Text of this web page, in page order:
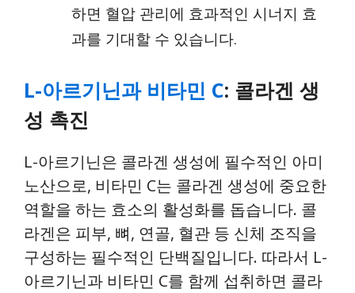
하면 혈압 관리에 효과적인 시너지 효
과를 기대할 수 있습니다.
L-아르기닌과 비타민 C: 콜라겐 생
성 촉진
L-아르기닌은 콜라겐 생성에 필수적인 아미
노산으로, 비타민 C는 콜라겐 생성에 중요한
역할을 하는 효소의 활성화를 돕습니다. 콜
라겐은 피부, 뼈, 연골, 혈관 등 신체 조직을
구성하는 필수적인 단백질입니다. 따라서 L-
아르기닌과 비타민 C를 함께 섭취하면 콜라